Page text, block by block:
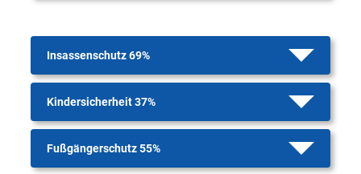
Insassenschutz 69%
Kindersicherheit 37%
Fußgängerschutz 55%